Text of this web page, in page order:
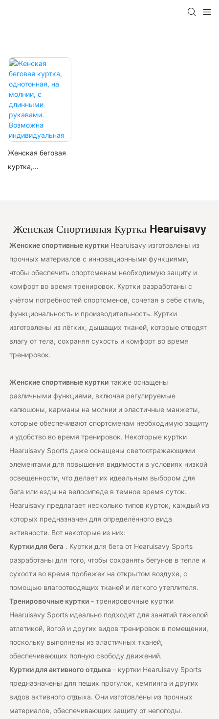
Женская беговая
куртка,
Возможна
индивидуальная
подгонка.
XTWT7005
Женская Спортивная Куртка Hearuisavy
Женские спортивные куртки Hearuisavy изготовлены из
прочных материалов с инновационными функциями,
чтобы обеспечить спортсменам необходимую защиту и
комфорт во время тренировок. Куртки разработаны с
учётом потребностей спортсменов, сочетая в себе стиль,
функциональность и производительность. Куртки
изготовлены из лёгких, дышащих тканей, которые отводят
влагу от тела, сохраняя сухость и комфорт во время
тренировок.
Женские спортивные куртки также оснащены
различными функциями, включая регулируемые
капюшоны, карманы на молнии и эластичные манжеты,
которые обеспечивают спортсменам необходимую защиту
и удобство во время тренировок. Некоторые куртки
Hearuisavy Sports даже оснащены светоотражающими
элементами для повышения видимости в условиях низкой
освещенности, что делает их идеальным выбором для
бега или езды на велосипеде в темное время суток.
Hearuisavy предлагает несколько типов курток, каждый из
которых предназначен для определённого вида
активности. Вот некоторые из них:
Куртки для бега . Куртки для бега от Hearuisavy Sports
разработаны для того, чтобы сохранять бегунов в тепле и
сухости во время пробежек на открытом воздухе, с
помощью влагоотводящих тканей и легкого утеплителя.
Тренировочные куртки - тренировочные куртки
Hearuisavy Sports идеально подходят для занятий тяжелой
атлетикой, йогой и других видов тренировок в помещении,
поскольку выполнены из эластичных тканей,
обеспечивающих полную свободу движений.
Куртки для активного отдыха - куртки Hearuisavy Sports
предназначены для пеших прогулок, кемпинга и других
видов активного отдыха. Они изготовлены из прочных
материалов, обеспечивающих защиту от непогоды.